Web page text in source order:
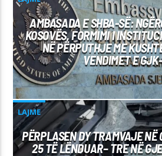
AMBASADA E SHBA-SË:
KOSOVËS, FORMIMI I
NË PËRPUTHJE ME
VENDIMET E
LAJME
PËRPLASEN DY TRAMVAJE NË
25 TË LËNDUAR– TRE NË